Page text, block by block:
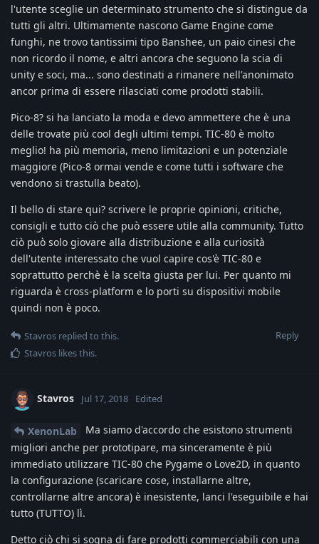
l'utente sceglie un determinato strumento che si distingue da
tutti gli altri. Ultimamente nascono Game Engine come
funghi, ne trovo tantissimi tipo Banshee, un paio cinesi che
non ricordo il nome, e altri ancora che seguono la scia di
unity e soci, ma... sono destinati a rimanere nell'anonimato
ancor prima di essere rilasciati come prodotti stabili.
Pico-8? si ha lanciato la moda e devo ammettere che è una
delle trovate più cool degli ultimi tempi. TIC-80 è molto
meglio! ha più memoria, meno limitazioni e un potenziale
maggiore (Pico-8 ormai vende e come tutti i software che
vendono si trastulla beato).
Il bello di stare qui? scrivere le proprie opinioni, critiche,
consigli e tutto ciò che può essere utile alla community. Tutto
ciò può solo giovare alla distribuzione e alla curiosità
dell'utente interessato che vuol capire cos'è TIC-80 e
soprattutto perchè è la scelta giusta per lui. Per quanto mi
riguarda è cross-platform e lo porti su dispositivi mobile
quindi non è poco.
Reply
Stavros replied to this.
Stavros likes this.
Stavros Jul 17, 2018 Edited
XenonLab
Ma siamo d'accordo che esistono strumenti
migliori anche per prototipare, ma sinceramente è più
immediato utilizzare TIC-80 che Pygame o Love2D, in quanto
la configurazione (scaricare cose, installarne altre,
controllarne altre ancora) è inesistente, lanci l'eseguibile e hai
tutto (TUTTO) lì.
Detto ciò chi si sogna di fare prodotti commerciabili con una